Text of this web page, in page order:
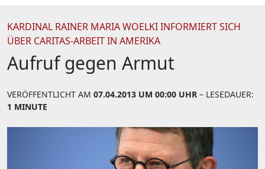
KARDINAL RAINER MARIA WOELKI INFORMIERT SICH
ÜBER CARITAS-ARBEIT IN AMERIKA
Aufruf gegen Armut
VERÖFFENTLICHT AM 07.04.2013 UM 00:00 UHR – LESEDAUER:
1 MINUTE